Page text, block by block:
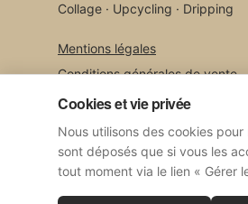
Collage · Upcycling · Dripping
Mentions légales
Conditions générales de vente
Confidentialité
Gérer les cookies
© 2026 Sophie Costa.Tous
Cookies et vie privée
Nous utilisons des cookies
sont déposés que si vous les
tout moment via le lien « Gérer